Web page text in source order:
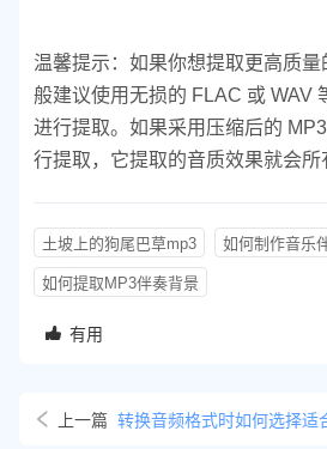
温馨提示：如果你想提取更高质
般建议使用无损的 FLAC 或 WAV
进行提取。如果采用压缩后的
行提取，它提取的音质效果就会所
土坡上的狗尾巴草mp3 如何制作音乐
如何提取MP3伴奏背景
有用
上一篇 转换音频格式时如何选择适